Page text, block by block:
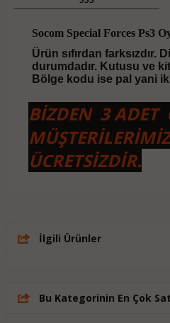
Socom Special Forces Ps3
Ürün sıfırdan farksızdır.
durumdadır. Kutusu ve
Bölge kodu ise pal yani
BİZDEN 3
ÜCRETSİZDİR.
İlgili Ürünler
Bu Kategorinin En Çok